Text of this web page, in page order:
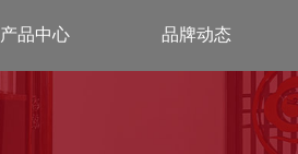
产品中心 品牌动态